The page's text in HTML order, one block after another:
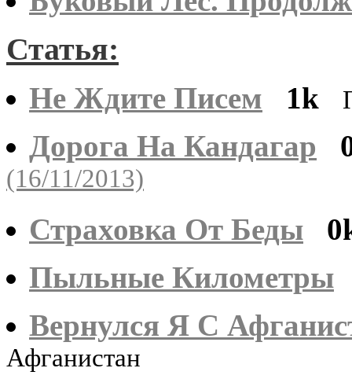
Статья:
Не Ждите Писем 1k
Дорога На Кандагар
(16/11/2013)
Страховка От Беды
Пыльные Километры
Вернулся Я С
Афганистан